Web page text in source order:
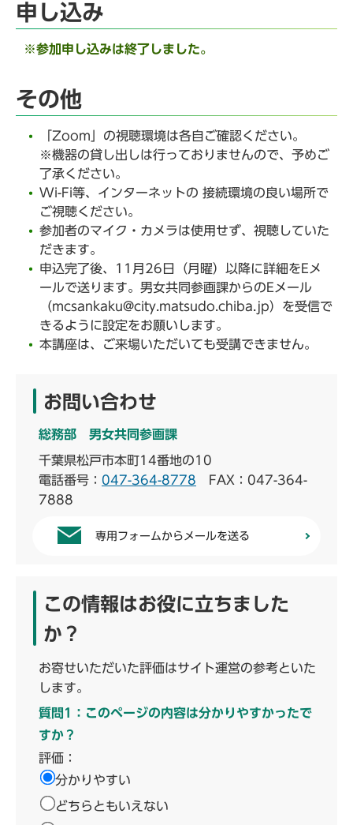
申し込み
※参加申し込みは終了しました。
その他
「Zoom」の視聴環境は各自ご確認ください。
※機器の貸し出しは行っておりませんので、予めご
了承ください。
Wi-Fi等、インターネットの 接続環境の良い場所で
ご視聴ください。
参加者のマイク・カメラは使用せず、視聴していた
だきます。
申込完了後、11月26日（月曜）以降に詳細をEメ
ールで送ります。男女共同参画課からのEメール
（mcsankaku@city.matsudo.chiba.jp）を受信で
きるように設定をお願いします。
本講座は、ご来場いただいても受講できません。
お問い合わせ
総務部 男女共同参画課
千葉県松戸市本町14番地の10
電話番号： 047-364-8778 FAX：047-364-
7888
専用フォームからメールを送る
この情報はお役に立ちました
か？
お寄せいただいた評価はサイト運営の参考といた
します。
質問1：このページの内容は分かりやすかったで
すか？
評価：
分かりやすい
どちらともいえない